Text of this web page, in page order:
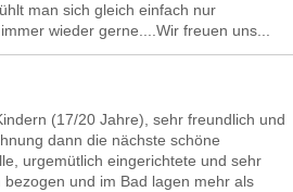
man sich gleich einfach nur
wieder gerne....Wir freuen uns...
(17/20 Jahre), sehr freundlich und
dann die nächste schöne
urgemütlich eingerichtete und sehr
und im Bad lagen mehr als